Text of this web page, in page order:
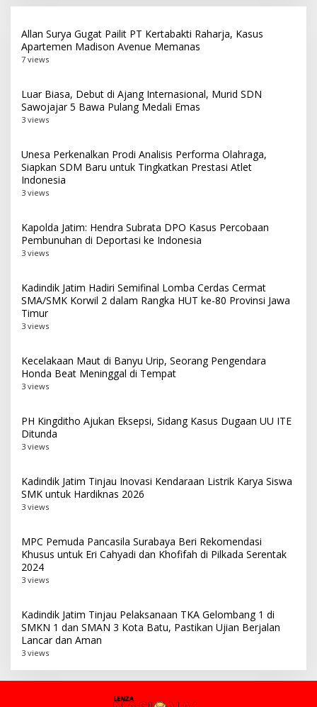
Allan Surya Gugat Pailit PT Kertabakti Raharja, Kasus
Apartemen Madison Avenue Memanas
7 views
Luar Biasa, Debut di Ajang Internasional, Murid SDN
Sawojajar 5 Bawa Pulang Medali Emas
3 views
Unesa Perkenalkan Prodi Analisis Performa Olahraga,
Siapkan SDM Baru untuk Tingkatkan Prestasi Atlet
Indonesia
3 views
Kapolda Jatim: Hendra Subrata DPO Kasus Percobaan
Pembunuhan di Deportasi ke Indonesia
3 views
Kadindik Jatim Hadiri Semifinal Lomba Cerdas Cermat
SMA/SMK Korwil 2 dalam Rangka HUT ke-80 Provinsi Jawa
Timur
3 views
Kecelakaan Maut di Banyu Urip, Seorang Pengendara
Honda Beat Meninggal di Tempat
3 views
PH Kingditho Ajukan Eksepsi, Sidang Kasus Dugaan UU ITE
Ditunda
3 views
Kadindik Jatim Tinjau Inovasi Kendaraan Listrik Karya Siswa
SMK untuk Hardiknas 2026
3 views
MPC Pemuda Pancasila Surabaya Beri Rekomendasi
Khusus untuk Eri Cahyadi dan Khofifah di Pilkada Serentak
2024
3 views
Kadindik Jatim Tinjau Pelaksanaan TKA Gelombang 1 di
SMKN 1 dan SMAN 3 Kota Batu, Pastikan Ujian Berjalan
Lancar dan Aman
3 views